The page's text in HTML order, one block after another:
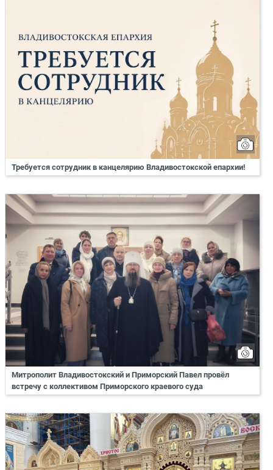
Требуется сотрудник в канцелярию Владивостокской епархии!
Митрополит Владивостокский и Приморский Павел провёл
встречу с коллективом Приморского краевого суда